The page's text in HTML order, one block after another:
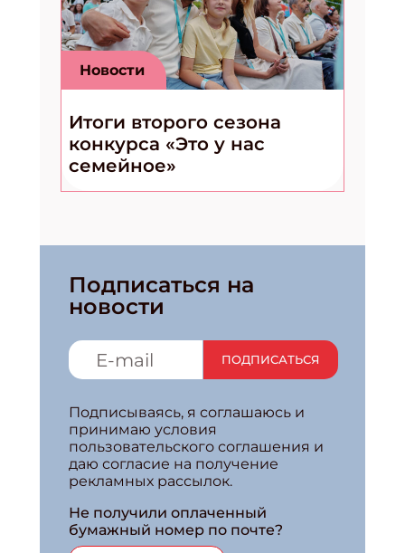
Новости
Итоги второго сезона
конкурса «Это у нас
семейное»
Подписаться на
новости
ПОДПИСАТЬСЯ
Подписываясь, я соглашаюсь и
принимаю условия
пользовательского соглашения и
даю согласие на получение
рекламных рассылок.
Не получили оплаченный
бумажный номер по почте?